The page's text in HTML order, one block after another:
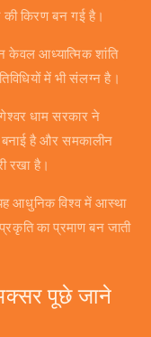
किरण बन गई है।
केवल आध्यात्मिक शांति
में भी संलग्न है।
धाम सरकार ने
बनाई है और समकालीन
रखा है।
आधुनिक विश्व में आस्था
का प्रमाण बन जाती
पूछे जाने